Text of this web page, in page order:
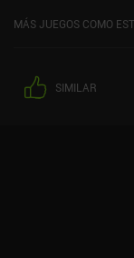
MÁS JUEGOS COMO
SIMILAR